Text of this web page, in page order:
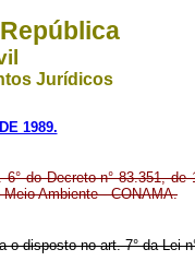
Jurídicos
1989.
6° do Decreto n° 83.351,
Meio Ambiente - CONAMA.
disposto no art. 7° da Lei